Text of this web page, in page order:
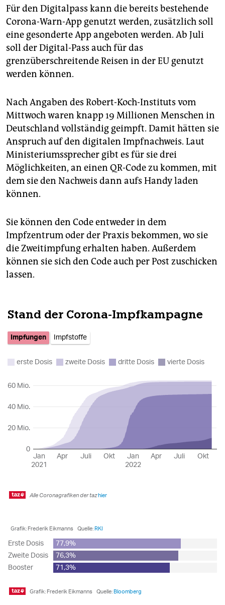
Für den Digitalpass kann die bereits bestehende
Corona-Warn-App genutzt werden, zusätzlich soll
eine gesonderte App angeboten werden. Ab Juli
soll der Digital-Pass auch für das
grenzüberschreitende Reisen in der EU genutzt
werden können.
Nach Angaben des Robert-Koch-Instituts vom
Mittwoch waren knapp 19 Millionen Menschen in
Deutschland vollständig geimpft. Damit hätten sie
Anspruch auf den digitalen Impfnachweis. Laut
Ministeriumssprecher gibt es für sie drei
Möglichkeiten, an einen QR-Code zu kommen, mit
dem sie den Nachweis dann aufs Handy laden
können.
Sie können den Code entweder in dem
Impfzentrum oder der Praxis bekommen, wo sie
die Zweitimpfung erhalten haben. Außerdem
können sie sich den Code auch per Post zuschicken
lassen.